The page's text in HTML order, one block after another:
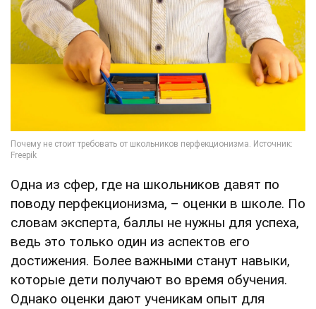
Одна из сфер, где на школьников давят по
поводу перфекционизма, – оценки в школе. По
словам эксперта, баллы не нужны для успеха,
ведь это только один из аспектов его
достижения. Более важными станут навыки,
которые дети получают во время обучения.
Однако оценки дают ученикам опыт для